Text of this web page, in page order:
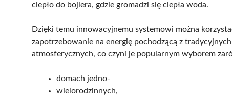
ciepło do bojlera, gdzie gromadzi się ciepła woda.
Dzięki temu innowacyjnemu systemowi można
zapotrzebowanie na energię pochodzącą z
atmosferycznych, co czyni je popularnym wyborem
domach jedno-
wielorodzinnych,